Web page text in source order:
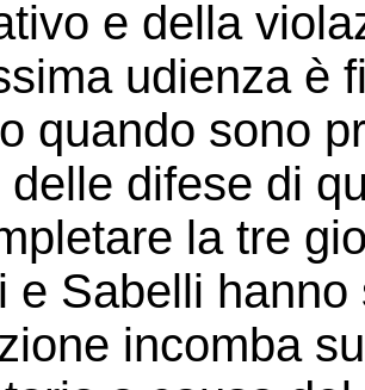
e della
udienza è
quando sono
delle difese di
la tre
e Sabelli
incomba